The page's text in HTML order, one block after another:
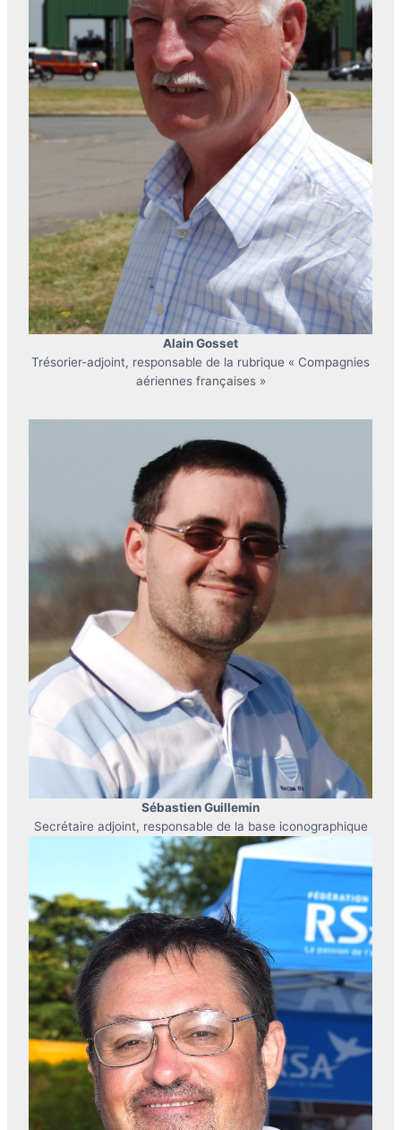
Alain Gosset
Trésorier-adjoint, responsable de la rubrique « Compagnies
aériennes françaises »
Sébastien Guillemin
Secrétaire adjoint, responsable de la base iconographique